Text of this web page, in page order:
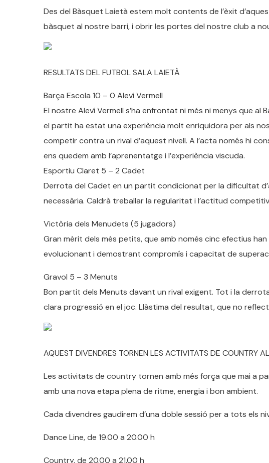
Des del Bàsquet Laietà estem molt contents de l’èxit
bàsquet al nostre barri, i obrir les portes del nostre club a
RESULTATS DEL FUTBOL SALA LAIETÀ
Barça Escola 10 – 0 Aleví Vermell
El nostre Aleví Vermell s’ha enfrontat ni més ni menys que
el partit ha estat una experiència molt enriquidora per als
competir contra un rival d’aquest nivell. A l’acta només hi
ens quedem amb l’aprenentatge i l’experiència viscuda.
Esportiu Claret 5 – 2 Cadet
Derrota del Cadet en un partit condicionat per la dificultat
necessària. Caldrà treballar la regularitat i l’actitud
Victòria dels Menudets (5 jugadors)
Gran mèrit dels més petits, que amb només cinc efectius
evolucionant i demostrant compromís i capacitat de
Gravol 5 – 3 Menuts
Bon partit dels Menuts davant un rival exigent. Tot i la
clara progressió en el joc. Llàstima del resultat, que no
AQUEST DIVENDRES TORNEN LES ACTIVITATS DE COUNTRY
Les activitats de country tornen amb més força que mai a
amb una nova etapa plena de ritme, energia i bon ambient.
Cada divendres gaudirem d’una doble sessió per a tots els
Dance Line, de 19.00 a 20.00 h
Country, de 20.00 a 21.00 h